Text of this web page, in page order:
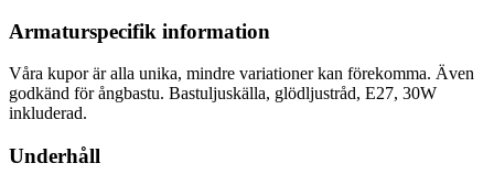
Armaturspecifik information
Våra kupor är alla unika, mindre variationer kan förekomma. Även
godkänd för ångbastu. Bastuljuskälla, glödljustråd, E27, 30W
inkluderad.
Underhåll